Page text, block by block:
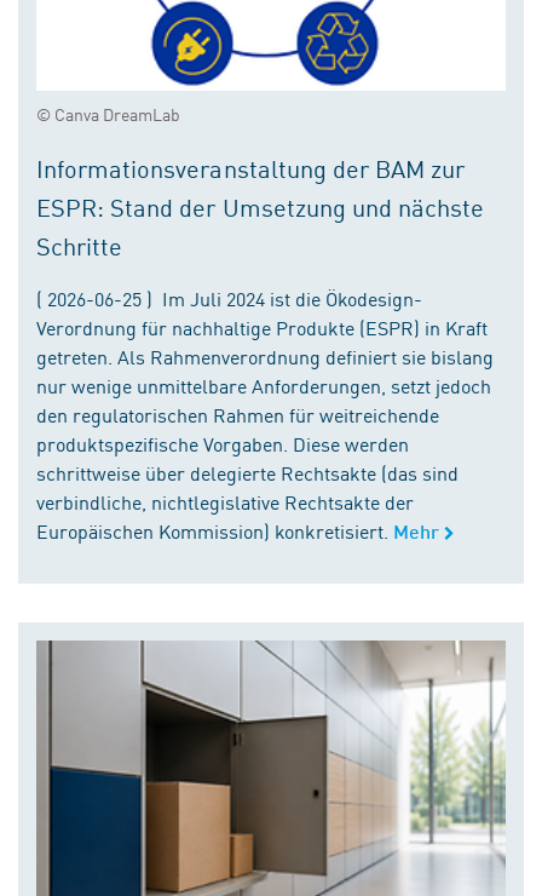
© Canva DreamLab
Informationsveranstaltung der BAM zur
ESPR: Stand der Umsetzung und nächste
Schritte
( 2026-06-25 ) Im Juli 2024 ist die Ökodesign-
Verordnung für nachhaltige Produkte (ESPR) in Kraft
getreten. Als Rahmenverordnung definiert sie bislang
nur wenige unmittelbare Anforderungen, setzt jedoch
den regulatorischen Rahmen für weitreichende
produktspezifische Vorgaben. Diese werden
schrittweise über delegierte Rechtsakte (das sind
verbindliche, nichtlegislative Rechtsakte der
Europäischen Kommission) konkretisiert. Mehr